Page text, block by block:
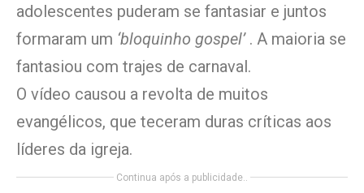
adolescentes puderam se fantasiar e juntos
formaram um ‘bloquinho gospel’. A maioria se
fantasiou com trajes de carnaval.
O vídeo causou a revolta de muitos
evangélicos, que teceram duras críticas aos
líderes da igreja.
Continua após a publicidade..